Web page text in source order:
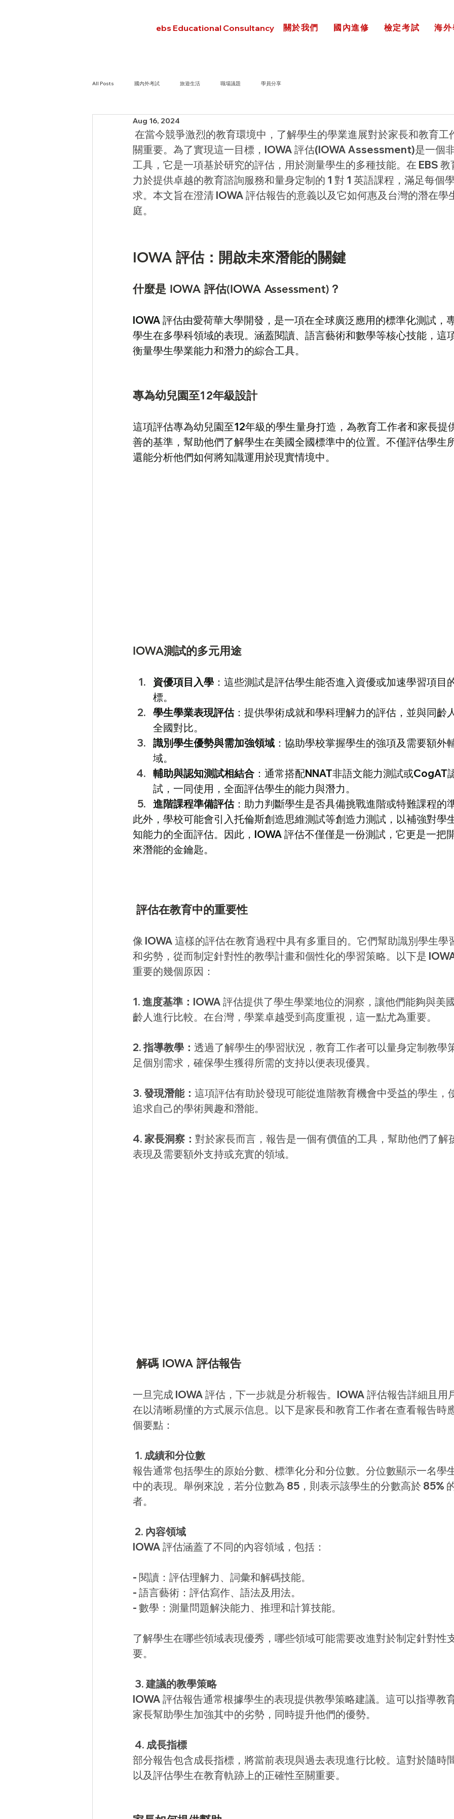
ebs Educational Consultancy 關於我們 國內進修 檢定考試 海
All Posts 國內外考試 旅遊生活 職場議題 學員分享
Aug 16, 2024
在當今競爭激烈的教育環境中，了解學生的學業進展對於家長和教育工
關重要。為了實現這一目標，IOWA 評估(IOWA Assessment)是一個
工具，它是一項基於研究的評估，用於測量學生的多種技能。在 EBS
力於提供卓越的教育諮詢服務和量身定制的 1 對 1 英語課程，滿足每個
求。本文旨在澄清 IOWA 評估報告的意義以及它如何惠及台灣的潛在學
庭。
IOWA 評估：開啟未來潛能的關鍵
什麼是 IOWA 評估(IOWA Assessment)？
IOWA 評估由愛荷華大學開發，是一項在全球廣泛應用的標準化測試，
學生在多學科領域的表現。涵蓋閱讀、語言藝術和數學等核心技能，這
衡量學生學業能力和潛力的綜合工具。
專為幼兒園至12年級設計
這項評估專為幼兒園至12年級的學生量身打造，為教育工作者和家長提
善的基準，幫助他們了解學生在美國全國標準中的位置。不僅評估學生
還能分析他們如何將知識運用於現實情境中。
IOWA測試的多元用途
資優項目入學 ：這些測試是評估學生能否進入資優或加速學習項目
標。
學生學業表現評估：提供學術成就和學科理解力的評估，並與同齡
全國對比。
識別學生優勢與需加強領域 ：協助學校掌握學生的強項及需要額外
域。
輔助與認知測試相結合 ：通常搭配NNAT非語文能力測試或CogAT
試，一同使用，全面評估學生的能力與潛力。
進階課程準備評估：助力判斷學生是否具備挑戰進階或特難課程的
此外，學校可能會引入托倫斯創造思維測試等創造力測試，以補強對學
知能力的全面評估。因此，IOWA 評估不僅僅是一份測試，它更是一把
來潛能的金鑰匙。
評估在教育中的重要性
像 IOWA 這樣的評估在教育過程中具有多重目的。它們幫助識別學生學
和劣勢，從而制定針對性的教學計畫和個性化的學習策略。以下是
重要的幾個原因：
1. 進度基準： IOWA 評估提供了學生學業地位的洞察，讓他們能夠與美
齡人進行比較。在台灣，學業卓越受到高度重視，這一點尤為重要。
2. 指導教學： 透過了解學生的學習狀況，教育工作者可以量身定制教學
足個別需求，確保學生獲得所需的支持以便表現優異。
3. 發現潛能： 這項評估有助於發現可能從進階教育機會中受益的學生，
追求自己的學術興趣和潛能。
4. 家長洞察： 對於家長而言，報告是一個有價值的工具，幫助他們了解
表現及需要額外支持或充實的領域。
解碼 IOWA 評估報告
一旦完成 IOWA 評估，下一步就是分析報告。IOWA 評估報告詳細且用
在以清晰易懂的方式展示信息。以下是家長和教育工作者在查看報告時
個要點：
1. 成績和分位數
報告通常包括學生的原始分數、標準化分和分位數。分位數顯示一名學
中的表現。舉例來說，若分位數為 85，則表示該學生的分數高於 85%
者。
2. 內容領域
IOWA 評估涵蓋了不同的內容領域，包括：
- 閱讀：評估理解力、詞彙和解碼技能。
- 語言藝術：評估寫作、語法及用法。
- 數學：測量問題解決能力、推理和計算技能。
了解學生在哪些領域表現優秀，哪些領域可能需要改進對於制定針對性
要。
3. 建議的教學策略
IOWA 評估報告通常根據學生的表現提供教學策略建議。這可以指導教
家長幫助學生加強其中的劣勢，同時提升他們的優勢。
4. 成長指標
部分報告包含成長指標，將當前表現與過去表現進行比較。這對於隨時
以及評估學生在教育軌跡上的正確性至關重要。